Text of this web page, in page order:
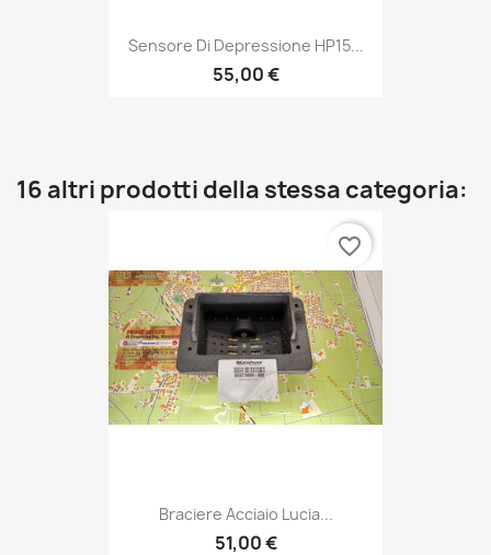
Sensore Di Depressione HP15...
55,00 €
16 altri prodotti della stessa categoria:
Braciere Acciaio Lucia...
51,00 €
favorite_border